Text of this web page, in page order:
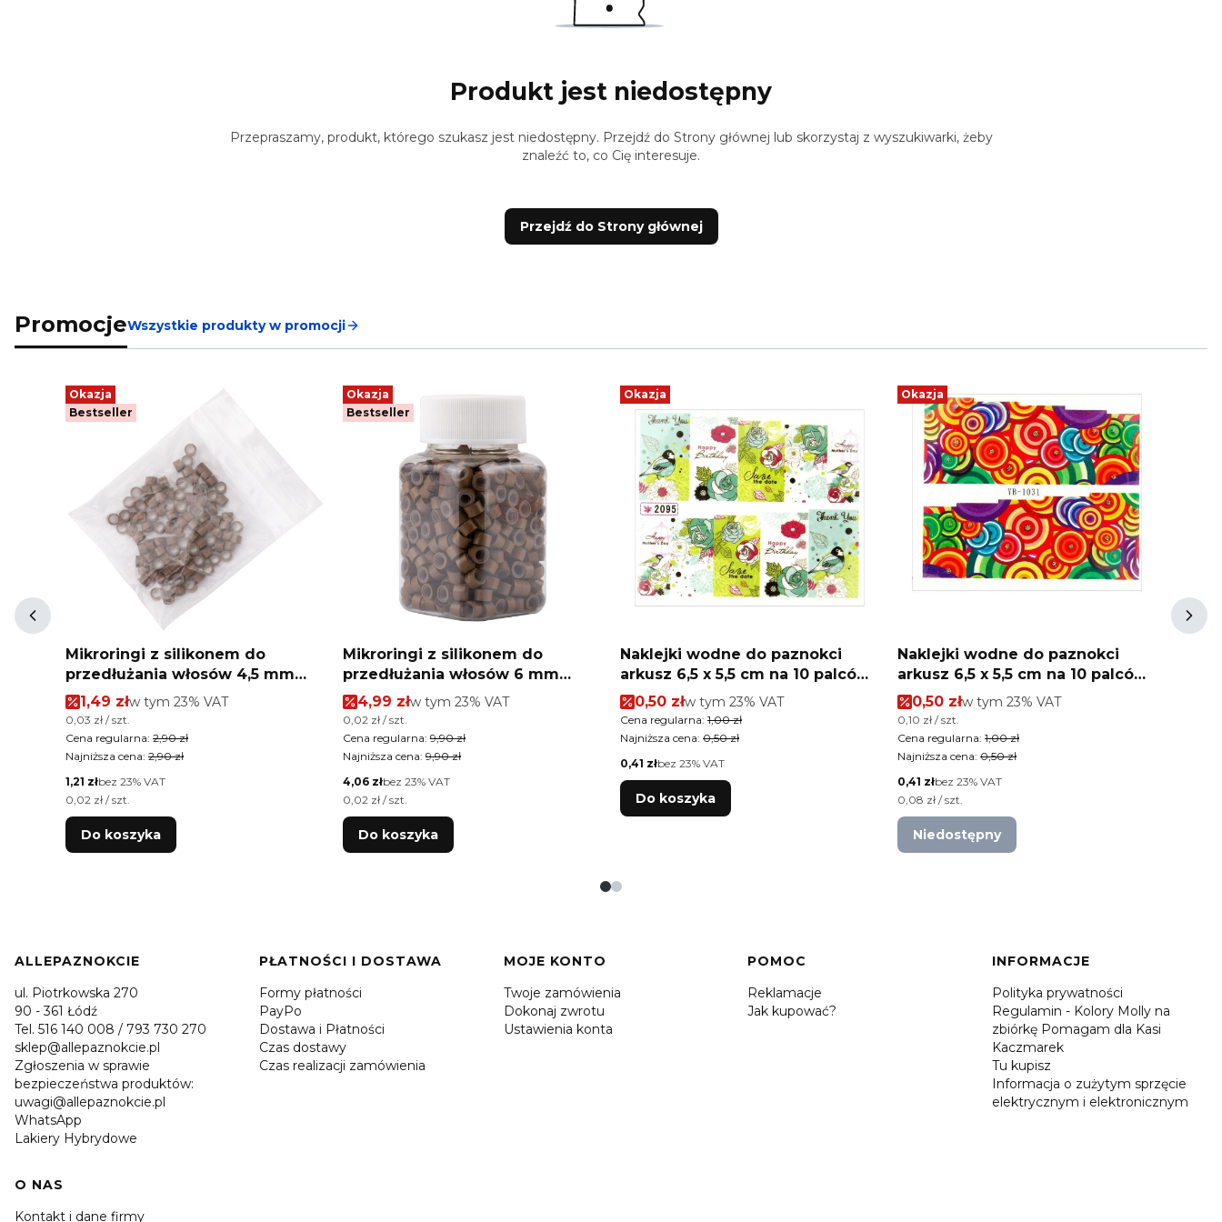
Produkt jest niedostępny
Przepraszamy, produkt, którego szukasz jest niedostępny. Przejdź do Strony głównej lub skorzystaj z wyszukiwarki, żeby
znaleźć to, co Cię interesuje.
Przejdź do Strony głównej
PromocjeWszystkie produkty w promocji
Okazja
Bestseller
Mikroringi z silikonem do
przedłużania włosów 4,5 mm
kolor Nr 5 woreczek 100 szt
Cena promocyjna brutto
1,49 złw tym %s VAT
w tym 23% VAT
Cena jednostkowa brutto
0,03 zł / szt.
Cena regularna: 2,90 zł
Najniższa cena: 2,90 zł
Cena netto
1,21 złbez 23% VAT
Cena jednostkowa netto
0,02 zł / szt.
Do koszyka
Okazja
Bestseller
Mikroringi z silikonem do
przedłużania włosów 6 mm
kolor Nr 6 500 szt
Cena promocyjna brutto
4,99 złw tym %s VAT
w tym 23% VAT
Cena jednostkowa brutto
0,02 zł / szt.
Cena regularna: 9,90 zł
Najniższa cena: 9,90 zł
Cena netto
4,06 złbez 23% VAT
Cena jednostkowa netto
0,02 zł / szt.
Do koszyka
Okazja
Naklejki wodne do paznokci
arkusz 6,5 x 5,5 cm na 10 palców
Nr 2095
Cena promocyjna brutto
0,50 złw tym %s VAT
w tym 23% VAT
Cena regularna: 1,00 zł
Najniższa cena: 0,50 zł
Cena netto
0,41 złbez 23% VAT
Do koszyka
Okazja
Naklejki wodne do paznokci
arkusz 6,5 x 5,5 cm na 10 palców
yb Nr 1031
Cena promocyjna brutto
0,50 złw tym %s VAT
w tym 23% VAT
Cena jednostkowa brutto
0,10 zł / szt.
Cena regularna: 1,00 zł
Najniższa cena: 0,50 zł
Cena netto
0,41 złbez 23% VAT
Cena jednostkowa netto
0,08 zł / szt.
Niedostępny
Linki w stopce
ALLEPAZNOKCIE
ul. Piotrkowska 270
90 - 361 Łódź
Tel. 516 140 008 / 793 730 270
sklep@allepaznokcie.pl
Zgłoszenia w sprawie
bezpieczeństwa produktów:
uwagi@allepaznokcie.pl
WhatsApp
Lakiery Hybrydowe
PŁATNOŚCI I DOSTAWA
Formy płatności
PayPo
Dostawa i Płatności
Czas dostawy
Czas realizacji zamówienia
MOJE KONTO
Twoje zamówienia
Dokonaj zwrotu
Ustawienia konta
POMOC
Reklamacje
Jak kupować?
INFORMACJE
Polityka prywatności
Regulamin - Kolory Molly na
zbiórkę Pomagam dla Kasi
Kaczmarek
Tu kupisz
Informacja o zużytym sprzęcie
elektrycznym i elektronicznym
O NAS
Kontakt i dane firmy